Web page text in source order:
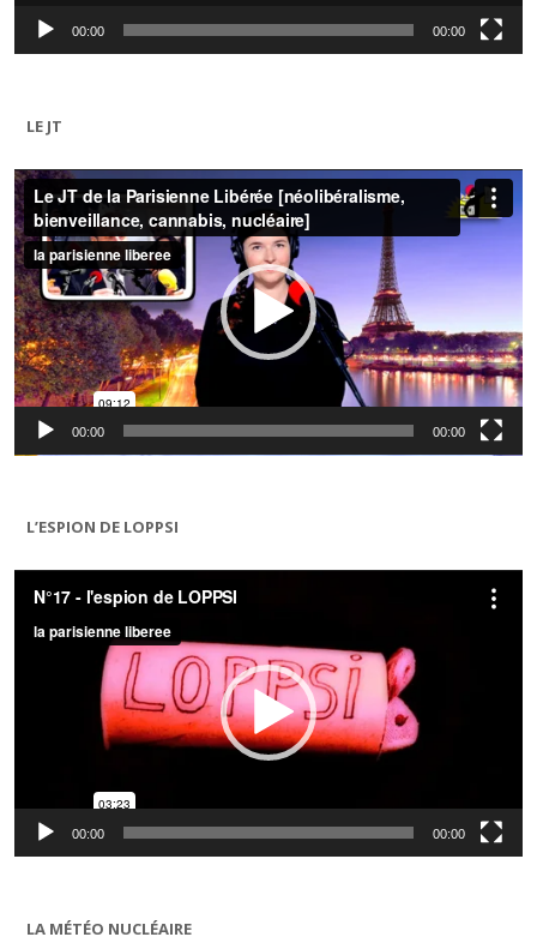
00:00 00:00
LE JT
Lecteur
vidéo
00:00 00:00
L’ESPION DE LOPPSI
Lecteur
vidéo
00:00 00:00
LA MÉTÉO NUCLÉAIRE